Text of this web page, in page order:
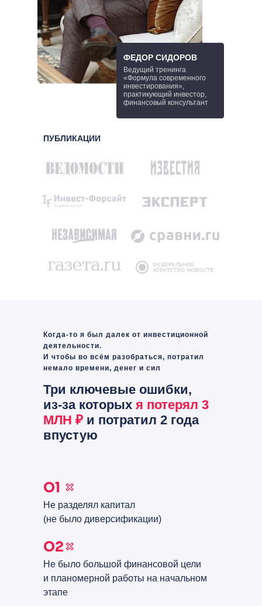
ФЕДОР СИДОРОВ
Ведущий тренинга
«Формула современного
инвестирования»,
практикующий инвестор,
финансовый консультант
ПУБЛИКАЦИИ
Три ключевые ошибки,
из-за которых я потерял 3
МЛН ₽ и потратил 2 года
впустую
Когда-то я был далек от инвестиционной
деятельности.
И чтобы во всём разобраться, потратил
немало времени, денег и сил
Не было большой финансовой цели
и планомерной работы на начальном
этапе
Не разделял капитал
(не было диверсификации)